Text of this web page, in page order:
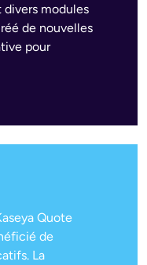
modules
de nouvelles
pour
Quote
de
La